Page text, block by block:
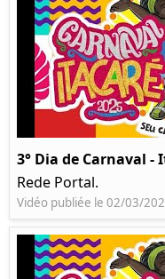
3° Dia de Carnaval -
Rede Portal.
Vidéo publiée le 02/03/